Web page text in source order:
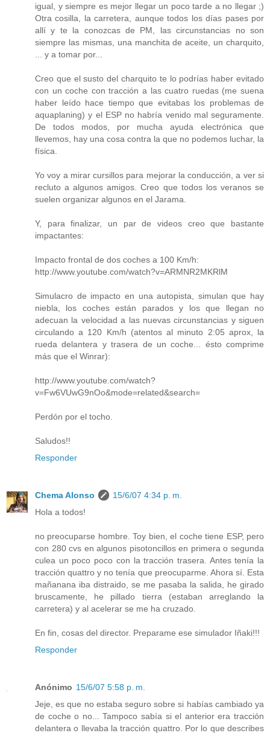
igual, y siempre es mejor llegar un poco tarde a no llegar ;)
Otra cosilla, la carretera, aunque todos los días pases por
allí y te la conozcas de PM, las circunstancias no son
siempre las mismas, una manchita de aceite, un charquito,
... y a tomar por...
Creo que el susto del charquito te lo podrías haber evitado
con un coche con tracción a las cuatro ruedas (me suena
haber leído hace tiempo que evitabas los problemas de
aquaplaning) y el ESP no habría venido mal seguramente.
De todos modos, por mucha ayuda electrónica que
llevemos, hay una cosa contra la que no podemos luchar, la
física.
Yo voy a mirar cursillos para mejorar la conducción, a ver si
recluto a algunos amigos. Creo que todos los veranos se
suelen organizar algunos en el Jarama.
Y, para finalizar, un par de videos creo que bastante
impactantes:
Impacto frontal de dos coches a 100 Km/h:
http://www.youtube.com/watch?v=ARMNR2MKRlM
Simulacro de impacto en una autopista, simulan que hay
niebla, los coches están parados y los que llegan no
adecuan la velocidad a las nuevas circunstancias y siguen
circulando a 120 Km/h (atentos al minuto 2:05 aprox, la
rueda delantera y trasera de un coche... ésto comprime
más que el Winrar):
http://www.youtube.com/watch?
v=Fw6VUwG9nOo&mode=related&search=
Perdón por el tocho.
Saludos!!
Responder
Chema Alonso
15/6/07 4:34 p. m.
Hola a todos!
no preocuparse hombre. Toy bien, el coche tiene ESP, pero
con 280 cvs en algunos pisotoncillos en primera o segunda
culea un poco poco con la tracción trasera. Antes tenía la
tracción quattro y no tenía que preocuparme. Ahora sí. Esta
mañanana iba distraido, se me pasaba la salida, he girado
bruscamente, he pillado tierra (estaban arreglando la
carretera) y al acelerar se me ha cruzado.
En fin, cosas del director. Preparame ese simulador Iñaki!!!
Responder
Anónimo 15/6/07 5:58 p. m.
Jeje, es que no estaba seguro sobre si habías cambiado ya
de coche o no... Tampoco sabía si el anterior era tracción
delantera o llevaba la tracción quattro. Por lo que describes